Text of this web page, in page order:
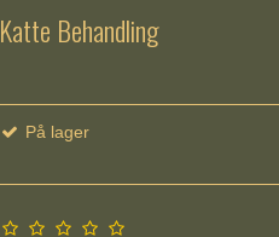
Katte Behandling
På lager